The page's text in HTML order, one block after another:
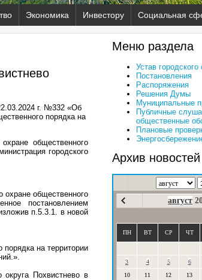
Экономика Инвестору Социальная
г. №332 «Об
порядка на
общественного
городского
общественного
постановлением
п.5.3.1. в новой
на территории
округа Похвистнево в
Меню раздела
Устав городского
Постановления
Распоряжения
Решения Думы
Муниципальные
Публичные
общественные
Плановые
Архив новостей
август
ПН ВТ СР ЧТ
3
4 5 6
10
11 12 13